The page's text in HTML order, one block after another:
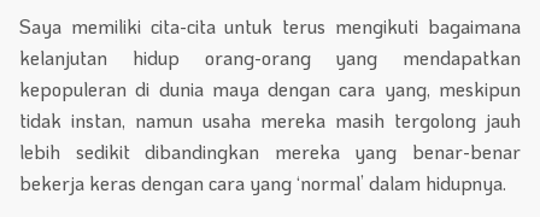
Saya memiliki cita-cita untuk terus mengikuti bagaimana
kelanjutan hidup orang-orang yang mendapatkan
kepopuleran di dunia maya dengan cara yang, meskipun
tidak instan, namun usaha mereka masih tergolong jauh
lebih sedikit dibandingkan mereka yang benar-benar
bekerja keras dengan cara yang ‘normal’ dalam hidupnya.